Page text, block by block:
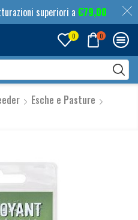
superiori a €79,00
0 0
input
Esche e Pasture